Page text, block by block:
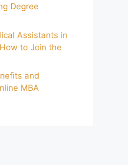
Degree
Assistants in
to Join the
and
MBA